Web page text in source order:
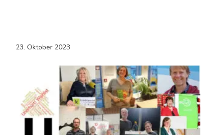
23. Oktober 2023